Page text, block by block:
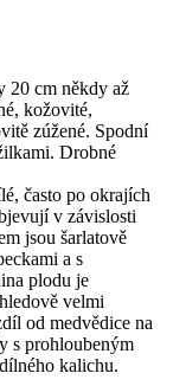
20 cm někdy až
kožovité,
zúžené. Spodní
Drobné
často po okrajích
v závislosti
jsou šarlatově
a s
plodu je
velmi
od medvědice na
s prohloubeným
kalichu.